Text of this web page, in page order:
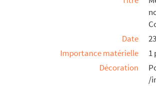
Date
Importance matérielle
1
Décoration
/